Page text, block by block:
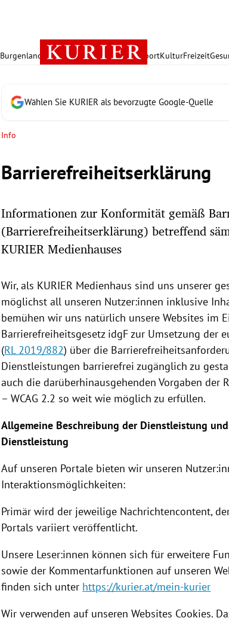
Burgenland Österreich PolitikWirtschaft SportKulturFreizeit
Wählen Sie KURIER als bevorzugte Google-Quelle
Info
Barrierefreiheitserklärung
Informationen zur Konformität gemäß
(Barrierefreiheitserklärung) betreffend
KURIER Medienhauses
Wir, als KURIER Medienhaus sind uns unserer
möglichst all unseren Nutzer:innen inklusive
bemühen wir uns natürlich unsere Websites im
Barrierefreiheitsgesetz idgF zur Umsetzung der
(RL 2019/882) über die
Dienstleistungen barrierefrei zugänglich zu
auch die darüberhinausgehenden Vorgaben
– WCAG 2.2 so weit wie möglich zu erfüllen.
Allgemeine Beschreibung der Dienstleistung
Dienstleistung
Auf unseren Portale bieten wir unseren
Interaktionsmöglichkeiten:
Primär wird der jeweilige Nachrichtencontent,
Portals variiert veröffentlicht.
Unsere Leser:innen können sich für erweitere
sowie der Kommentarfunktionen auf unseren
finden sich unter https://kurier.at/mein-kurier
Wir verwenden auf unseren Websites Cookies.